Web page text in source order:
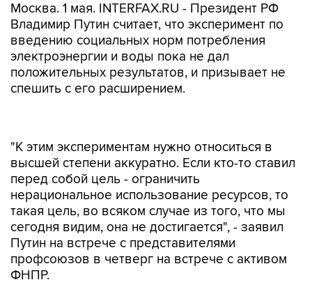
Москва. 1 мая. INTERFAX.RU - Президент РФ
Владимир Путин считает, что эксперимент по
введению социальных норм потребления
электроэнергии и воды пока не дал
положительных результатов, и призывает не
спешить с его расширением.
"К этим экспериментам нужно относиться в
высшей степени аккуратно. Если кто-то ставил
перед собой цель - ограничить
нерациональное использование ресурсов, то
такая цель, во всяком случае из того, что мы
сегодня видим, она не достигается", - заявил
Путин на встрече с представителями
профсоюзов в четверг на встрече с активом
ФНПР.